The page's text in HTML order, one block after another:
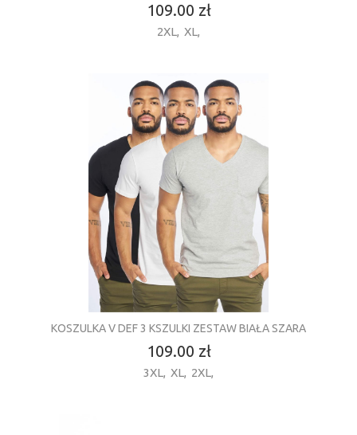
109.00 zł
2XL, XL,
KOSZULKA V DEF 3 KSZULKI ZESTAW BIAŁA SZARA
109.00 zł
3XL, XL, 2XL,